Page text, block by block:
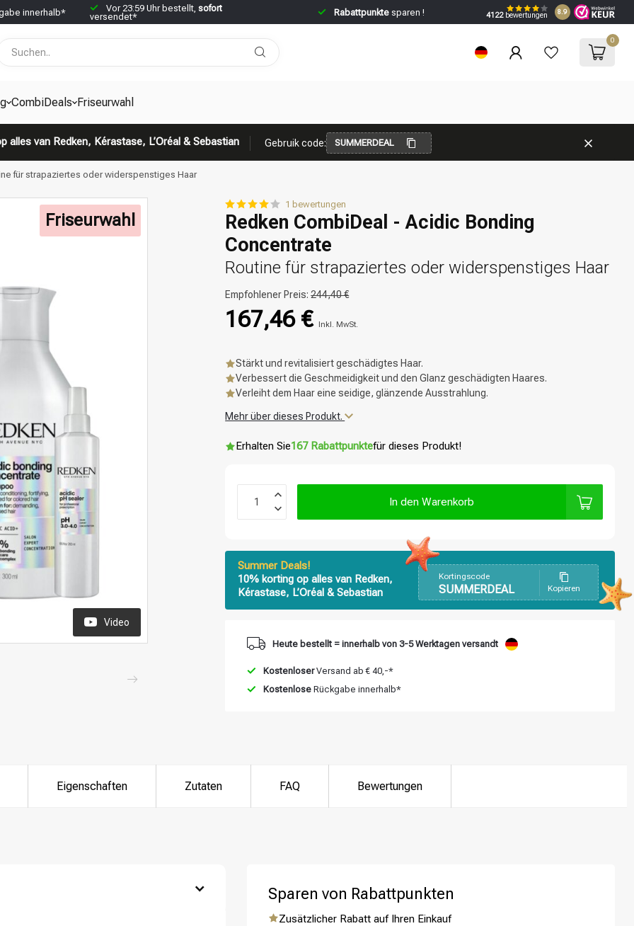
innerhalb* Vor 23:59 Uhr bestellt, sofort
versendet*
Rabattpunktesparen ! 4122bewertungen 8.9
0
CombiDeals Friseurwahl
alles van Redken, Kérastase, L’Oréal & Sebastian Gebruik code: SUMMERDEAL
für strapaziertes oder widerspenstiges Haar
Friseurwahl
Video
1 bewertungen
Redken CombiDeal - Acidic Bonding
Concentrate
Routine für strapaziertes oder widerspenstiges Haar
Empfohlener Preis:244,40 €
167,46 € Inkl. MwSt.
Stärkt und revitalisiert geschädigtes Haar.
Verbessert die Geschmeidigkeit und den Glanz geschädigten Haares.
Verleiht dem Haar eine seidige, glänzende Ausstrahlung.
Mehr über dieses Produkt.
Erhalten Sie167 Rabattpunktefür dieses Produkt!
In den Warenkorb
Summer Deals!
10% korting op alles van Redken,
Kérastase, L’Oréal & Sebastian
Kortingscode
SUMMERDEAL Kopieren
Heute bestellt = innerhalb von 3-5 Werktagen versandt
KostenloserVersand ab € 40,-*
Kostenlose Rückgabe innerhalb*
Eigenschaften Zutaten FAQ Bewertungen
Sparen von Rabattpunkten
Zusätzlicher Rabatt auf Ihren Einkauf